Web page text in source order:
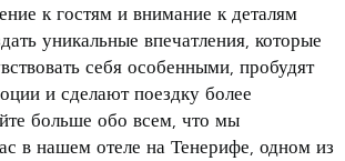
к гостям и внимание к деталям
уникальные впечатления, которые
себя особенными, пробудят
и сделают поездку более
больше обо всем, что мы
в нашем отеле на Тенерифе, одном из